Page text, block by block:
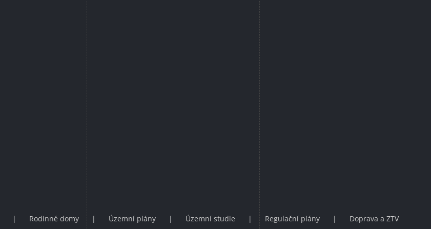
Rodinné domy Územní plány Územní studie Regulační plány Doprava a ZTV